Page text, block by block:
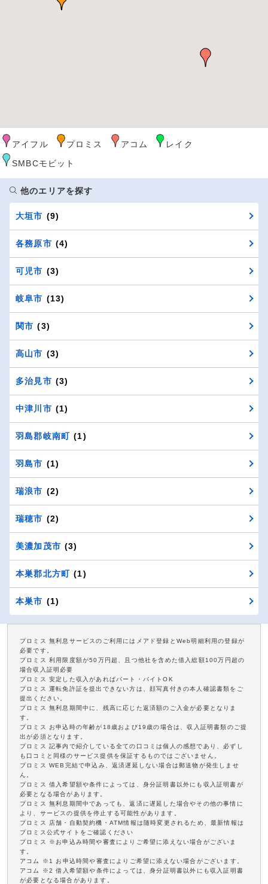
アイフル プロミス アコム
レイク
SMBCモビット
他のエリアを探す
大垣市 (9)
各務原市 (4)
可児市 (3)
岐阜市 (13)
関市 (3)
高山市 (3)
多治見市 (3)
中津川市 (1)
羽島郡岐南町 (1)
羽島市 (1)
瑞浪市 (2)
瑞穂市 (2)
美濃加茂市 (3)
本巣郡北方町 (1)
本巣市 (1)
プロミス 無利息サービスのご利用にはメアド登録とWeb明細利用の登録が
必要です。
プロミス 利用限度額が50万円超、且つ他社を含めた借入総額100万円超の
場合収入証明必要
プロミス 安定した収入があればパート・バイトOK
プロミス 運転免許証を提出できない方は、顔写真付きの本人確認書類をご
提出ください。
プロミス 無利息期間中に、残高に応じた返済額のご入金が必要となりま
す。
プロミス お申込時の年齢が18歳および19歳の場合は、収入証明書類のご提
出が必須となります。
プロミス 記事内で紹介している全ての口コミは個人の感想であり、必ずし
も口コミと同様のサービス提供を保証するものではございません。
プロミス WEB完結で申込み、返済遅延しない場合は郵送物が発生しませ
ん。
プロミス 借入希望額や条件によっては、身分証明書以外にも収入証明書が
必要となる場合があります。
プロミス 無利息期間中であっても、返済に遅延した場合やその他の事情に
より、サービスの提供を停止する可能性があります。
プロミス 店舗・自動契約機・ATM情報は随時変更されるため、最新情報は
プロミス公式サイトをご確認ください
プロミス ※お申込み時間や審査によりご希望に添えない場合がございま
す。
アコム ※1 お申込時間や審査によりご希望に添えない場合がございます。
アコム ※2 借入希望額や条件によっては、身分証明書以外にも収入証明書
が必要となる場合があります。